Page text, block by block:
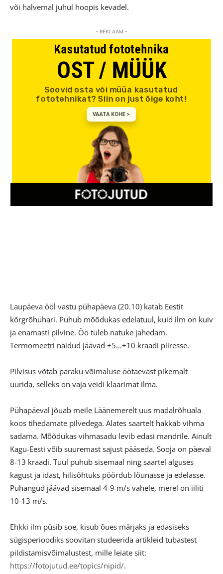
või halvemal juhul hoopis kevadel.
- REKLAAM -
Laupäeva ööl vastu pühapäeva (20.10) katab Eestit
kõrgrõhuhari. Puhub mõõdukas edelatuul, kuid ilm on kuiv
ja enamasti pilvine. Öö tuleb natuke jahedam.
Termomeetri näidud jäävad +5…+10 kraadi piiresse.
Pilvisus võtab paraku võimaluse öötaevast pikemalt
uurida, selleks on vaja veidi klaarimat ilma.
Pühapäeval jõuab meile Läänemerelt uus madalrõhuala
koos tihedamate pilvedega. Alates saartelt hakkab vihma
sadama. Mõõdukas vihmasadu levib edasi mandrile. Ainult
Kagu-Eesti võib suuremast sajust pääseda. Sooja on päeval
8-13 kraadi. Tuul puhub sisemaal ning saartel alguses
kagust ja idast, hilisõhtuks pöördub lõunasse ja edelasse.
Puhangud jäävad sisemaal 4-9 m/s vahele, merel on iiliti
10-13 m/s.
Ehkki ilm püsib soe, kisub õues märjaks ja edasiseks
sügisperioodiks soovitan studeerida artikleid tubastest
pildistamisvõimalustest, mille leiate siit:
https://fotojutud.ee/topics/nipid/.